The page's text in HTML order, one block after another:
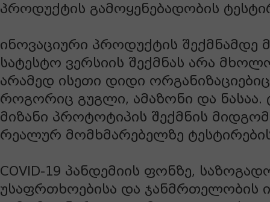
პროდუქტის გამოყენებადობის
ინოვაციური პროდუქტის შექმნამდე
სატესტო ვერსიის შექმნას არა
არამედ ისეთი დიდი
როგორიც გუგლი, ამაზონი და ნასაა.
მიზანი პროტოტიპის შექმნის
რეალურ მომხმარებელზე
COVID-19 პანდემიის ფონზე,
უსაფრთხოებისა და ჯანმრთელობის